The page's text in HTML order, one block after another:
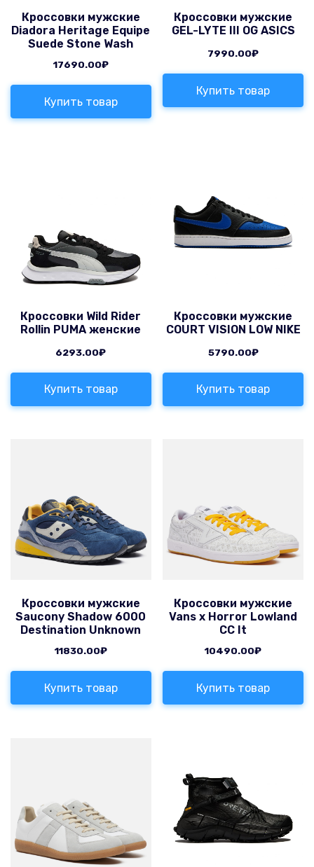
Кроссовки мужские
Diadora Heritage Equipe
Suede Stone Wash
17690.00₽
Купить товар
Кроссовки мужские
GEL-LYTE III OG ASICS
7990.00₽
Купить товар
Кроссовки Wild Rider
Rollin PUMA женские
6293.00₽
Купить товар
Кроссовки мужские
COURT VISION LOW NIKE
5790.00₽
Купить товар
Кроссовки мужские
Saucony Shadow 6000
Destination Unknown
11830.00₽
Купить товар
Кроссовки мужские
Vans x Horror Lowland
CC It
10490.00₽
Купить товар